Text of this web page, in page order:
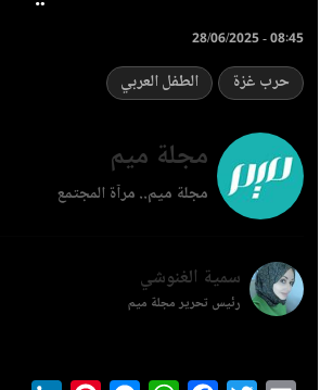
28/06/2025 - 08:45
حرب غزة الطفل العربي
مجلة ميم
مجلة ميم.. مرآة المجتمع
سمية الغنوشي
رئيس تحرير مجلة ميم